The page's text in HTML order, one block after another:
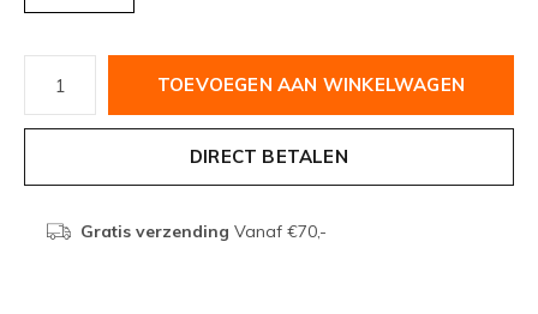
TOEVOEGEN AAN WINKELWAGEN
DIRECT BETALEN
Gratis verzending Vanaf €70,-